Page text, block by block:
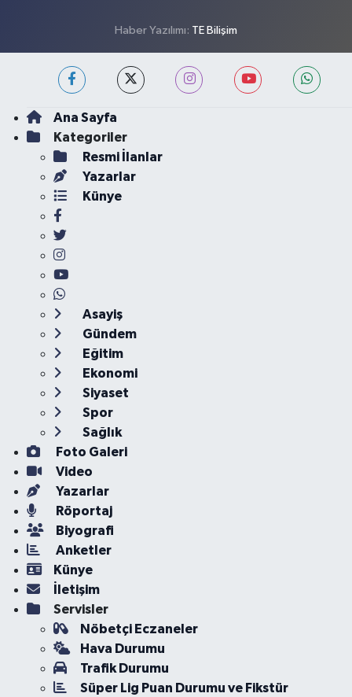
Haber Yazılımı: TE Bilişim
Ana Sayfa
Kategoriler
Resmi İlanlar
Yazarlar
Künye
Asayiş
Gündem
Eğitim
Ekonomi
Siyaset
Spor
Sağlık
Foto Galeri
Video
Yazarlar
Röportaj
Biyografi
Anketler
Künye
İletişim
Servisler
Nöbetçi Eczaneler
Hava Durumu
Trafik Durumu
Süper Lig Puan Durumu ve Fikstür